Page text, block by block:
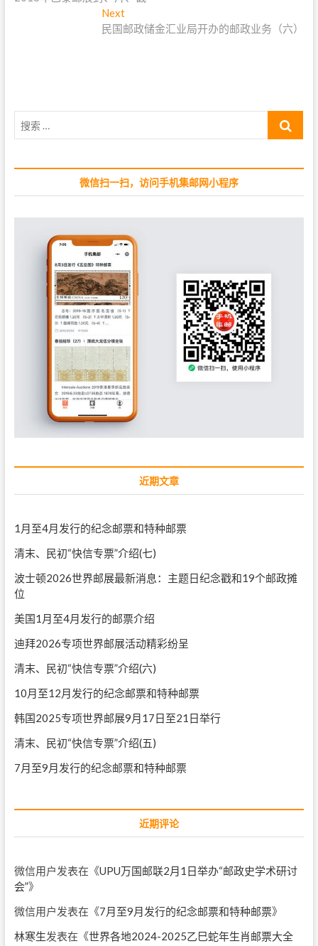
章
s
:
Next
e
:
民国邮政储金汇业局开办的邮政业务（六）
微信扫一扫，访问手机集邮网小程序
近期文章
1月至4月发行的纪念邮票和特种邮票
清末、民初“快信专票”介绍(七)
波士顿2026世界邮展最新消息：主题日纪念戳和19个邮政摊
位
美国1月至4月发行的邮票介绍
迪拜2026专项世界邮展活动精彩纷呈
清末、民初“快信专票”介绍(六)
10月至12月发行的纪念邮票和特种邮票
韩国2025专项世界邮展9月17日至21日举行
清末、民初“快信专票”介绍(五)
7月至9月发行的纪念邮票和特种邮票
近期评论
微信用户发表在《UPU万国邮联2月1日举办“邮政史学术研讨
会”》
微信用户发表在《7月至9月发行的纪念邮票和特种邮票》
林寒生发表在《世界各地2024-2025乙巳蛇年生肖邮票大全